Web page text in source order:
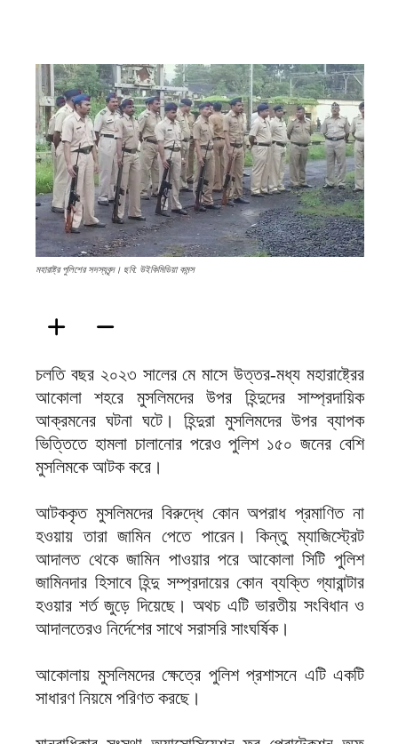
মহারাষ্ট্র পুলিশের সদস্যবৃন্দ। ছবি: উইকিমিডিয়া কমন্স
চলতি বছর ২০২৩ সালের মে মাসে উত্তর-মধ্য মহারাষ্ট্রের
আকোলা শহরে মুসলিমদের উপর হিন্দুদের সাম্প্রদায়িক
আক্রমনের ঘটনা ঘটে। হিন্দুরা মুসলিমদের উপর ব্যাপক
ভিত্তিতে হামলা চালানোর পরেও পুলিশ ১৫০ জনের বেশি
মুসলিমকে আটক করে।
আটককৃত মুসলিমদের বিরুদ্ধে কোন অপরাধ প্রমাণিত না
হওয়ায় তারা জামিন পেতে পারেন। কিন্তু ম্যাজিস্ট্রেট
আদালত থেকে জামিন পাওয়ার পরে আকোলা সিটি পুলিশ
জামিনদার হিসাবে হিন্দু সম্প্রদায়ের কোন ব্যক্তি গ্যারান্টার
হওয়ার শর্ত জুড়ে দিয়েছে। অথচ এটি ভারতীয় সংবিধান ও
আদালতেরও নির্দেশের সাথে সরাসরি সাংঘর্ষিক।
আকোলায় মুসলিমদের ক্ষেত্রে পুলিশ প্রশাসনে এটি একটি
সাধারণ নিয়মে পরিণত করছে।